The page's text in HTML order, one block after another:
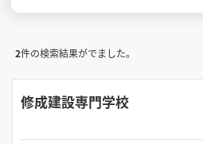
2件の検索結果がでました。
修成建設専門学校